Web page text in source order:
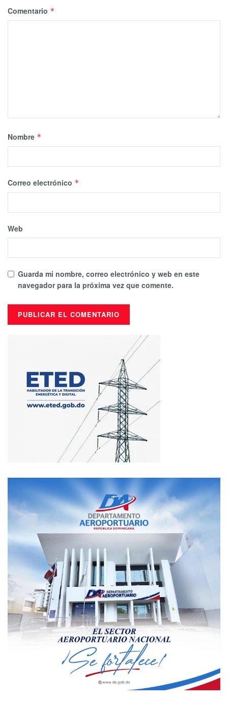
Comentario *
Nombre *
Correo electrónico *
Web
Guarda mi nombre, correo electrónico y web en este
navegador para la próxima vez que comente.